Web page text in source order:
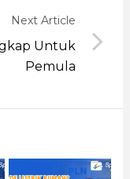
Next Article
Untuk
Pemula